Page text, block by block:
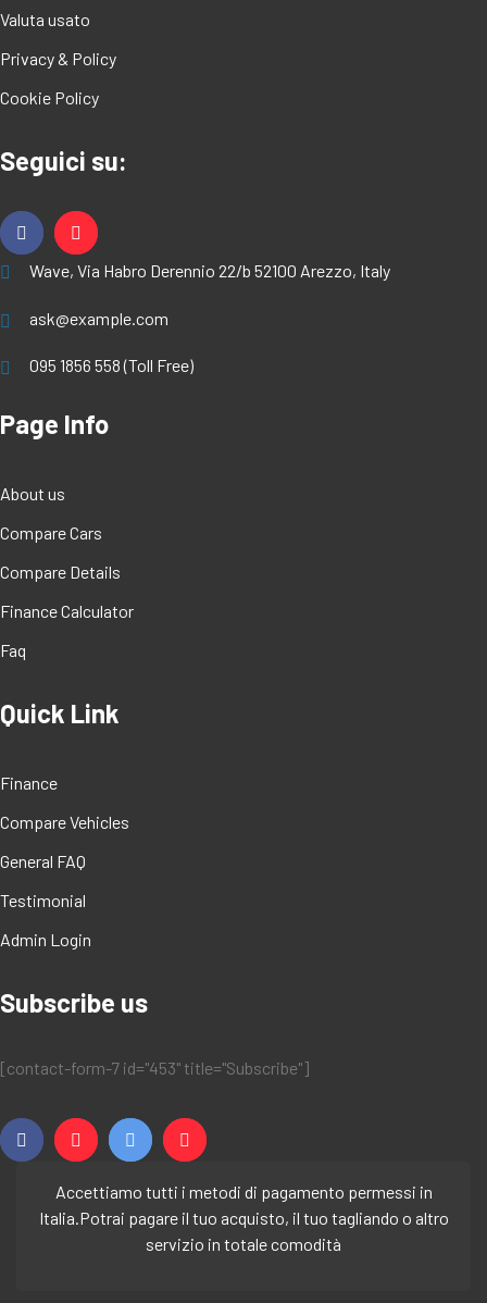
Valuta usato
Privacy & Policy
Cookie Policy
Seguici su:
Wave, Via Habro Derennio 22/b 52100 Arezzo, Italy
ask@example.com
095 1856 558 (Toll Free)
Page Info
About us
Compare Cars
Compare Details
Finance Calculator
Faq
Quick Link
Finance
Compare Vehicles
General FAQ
Testimonial
Admin Login
Subscribe us
[contact-form-7 id="453" title="Subscribe"]
Accettiamo tutti i metodi di pagamento permessi in
Italia.Potrai pagare il tuo acquisto, il tuo tagliando o altro
servizio in totale comodità